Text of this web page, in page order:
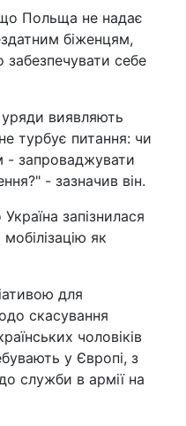
Польща не надає
біженцям,
себе
уряди виявляють
турбує питання: чи
запроваджувати
- зазначив він.
запізнилася
як
для
скасування
чоловіків
у Європі, з
служби в армії на